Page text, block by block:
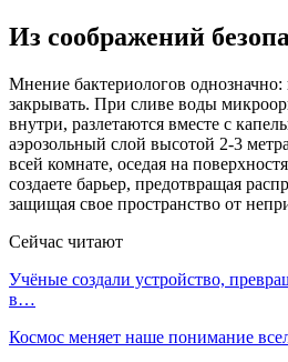
Из соображений
Мнение бактериологов
закрывать. При сливе воды
внутри, разлетаются вместе с
аэрозольный слой высотой 2-3
всей комнате, оседая на
создаете барьер, предотвращая
защищая свое пространство от
Сейчас читают
Учёные создали устройство,
в…
Космос меняет наше понимание